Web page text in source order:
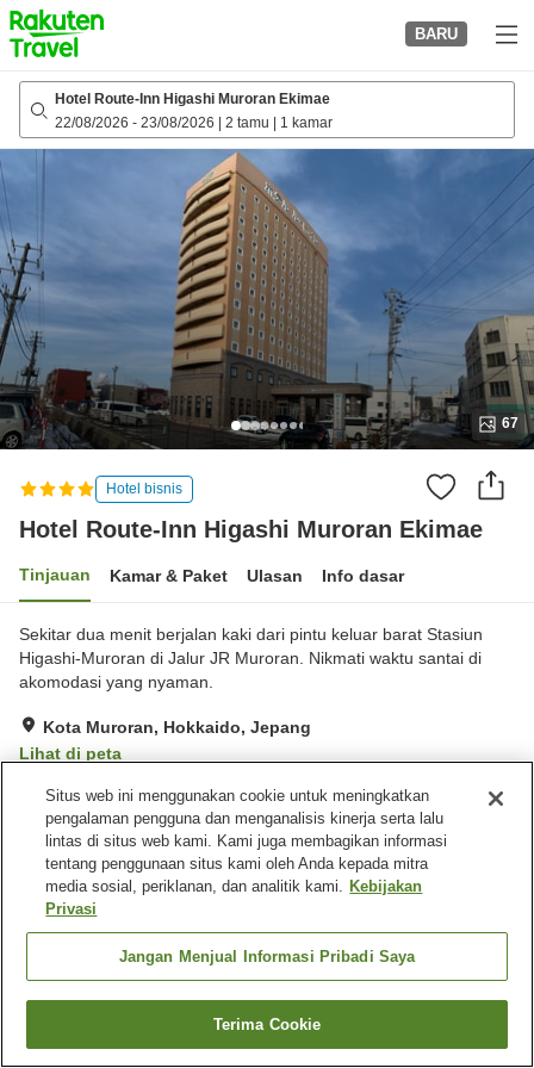
to
top
page
BARU
Hotel Route-Inn Higashi Muroran Ekimae
22/08/2026 - 23/08/2026 2 tamu 1 kamar
67
Hotel bisnis
Hotel Route-Inn Higashi Muroran Ekimae
Tinjauan Kamar & Paket Ulasan Info dasar
Sekitar dua menit berjalan kaki dari pintu keluar barat Stasiun
Higashi-Muroran di Jalur JR Muroran. Nikmati waktu santai di
akomodasi yang nyaman.
Kota Muroran, Hokkaido, Jepang
Lihat di peta
Sangat baik Ulasan:512
Fasilitas properti
Tempat parkir
Restoran
Mesin penjual otomatis
Beranda Jepang Hokkaido
Kota Muroran
Hotel Route-Inn Higashi Muroran Ekimae
Cari kamar
Situs web ini menggunakan cookie untuk meningkatkan
pengalaman pengguna dan menganalisis kinerja serta lalu
lintas di situs web kami. Kami juga membagikan informasi
tentang penggunaan situs kami oleh Anda kepada mitra
media sosial, periklanan, dan analitik kami. Kebijakan
Privasi
Jangan Menjual Informasi Pribadi Saya
Terima Cookie